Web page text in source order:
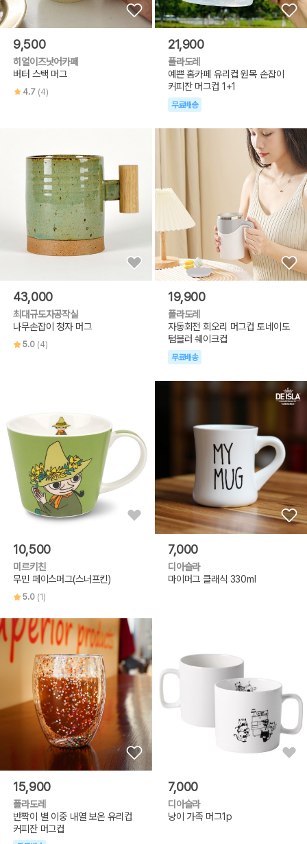
9,500
히얼이즈낫어카페
버터 스택 머그
4.7 (4)
21,900
폴라도레
예쁜 홈카페 유리컵 원목 손잡이
커피잔 머그컵 1+1
무료배송
43,000
최대규도자공작실
나무손잡이 청자 머그
5.0 (4)
19,900
폴라도레
자동회전 회오리 머그컵 토네이도
텀블러 쉐이크컵
무료배송
10,500
미르키친
무민 페이스머그(스너프킨)
5.0 (1)
7,000
디아슬라
마이머그 클래식 330ml
15,900
폴라도레
반짝이 별 이중 내열 보온 유리컵
커피잔 머그컵
7,000
디아슬라
냥이 가족 머그1p